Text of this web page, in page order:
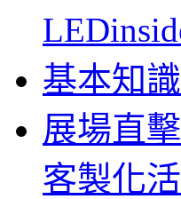
基本知識
展場直擊
客製化